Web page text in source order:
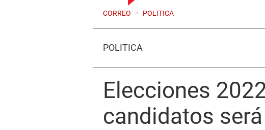
CORREO > POLITICA
POLÍTICA
Elecciones
candidatos